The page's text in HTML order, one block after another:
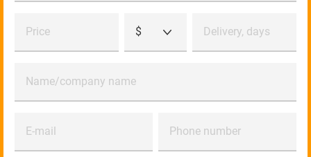
Price $ Delivery, days
Name/company name
E-mail Phone number